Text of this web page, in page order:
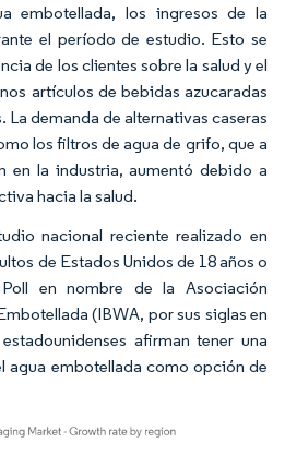
embotellada, los ingresos de la
el período de estudio. Esto se
de los clientes sobre la salud y el
artículos de bebidas azucaradas
demanda de alternativas caseras
los filtros de agua de grifo, que a
en la industria, aumentó debido a
hacia la salud.
nacional reciente realizado en
de Estados Unidos de 18 años o
en nombre de la Asociación
(IBWA, por sus siglas en
afirman tener una
agua embotellada como opción de